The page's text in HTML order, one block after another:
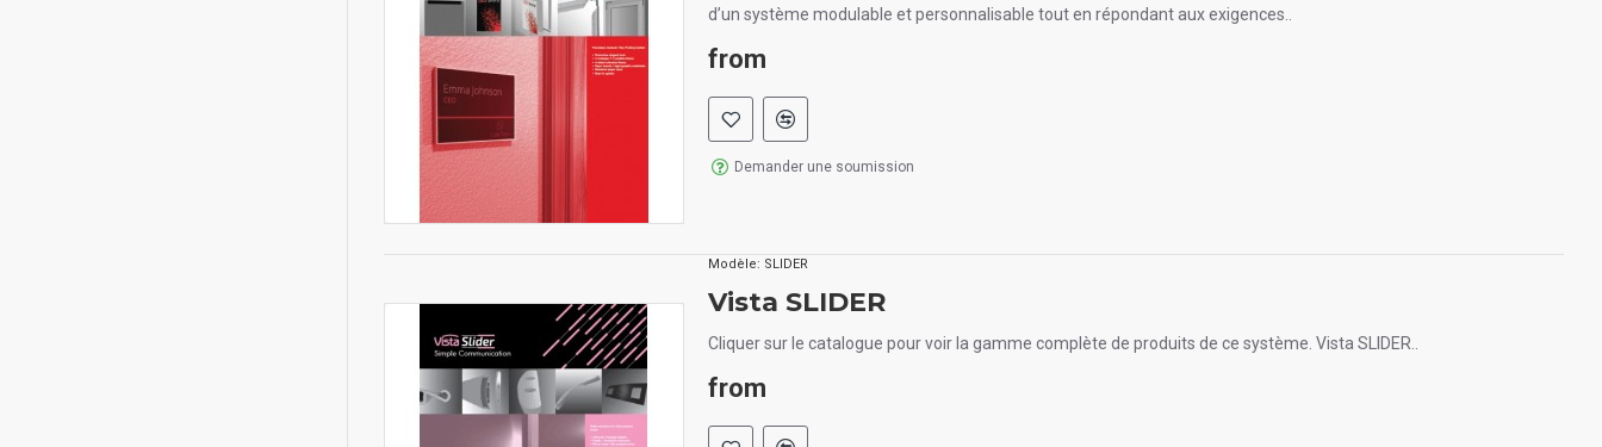
d’un système modulable et personnalisable tout en répondant aux exigences..
from
Demander une soumission
Modèle: SLIDER
Vista SLIDER
Cliquer sur le catalogue pour voir la gamme complète de produits de ce système. Vista SLIDER..
from